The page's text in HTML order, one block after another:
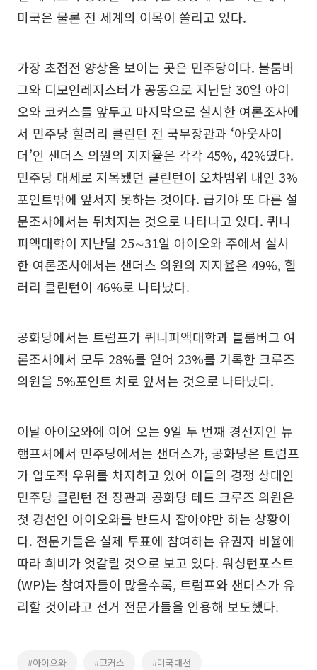
미국은 물론 전 세계의 이목이 쏠리고 있다.
가장 초접전 양상을 보이는 곳은 민주당이다. 블룸버
그와 디모인레지스터가 공동으로 지난달 30일 아이
오와 코커스를 앞두고 마지막으로 실시한 여론조사에
서 민주당 힐러리 클린턴 전 국무장관과 ‘아웃사이
더’인 샌더스 의원의 지지율은 각각 45%, 42%였다.
민주당 대세로 지목됐던 클린턴이 오차범위 내인 3%
포인트밖에 앞서지 못하는 것이다. 급기야 또 다른 설
문조사에서는 뒤처지는 것으로 나타나고 있다. 퀴니
피액대학이 지난달 25∼31일 아이오와 주에서 실시
한 여론조사에서는 샌더스 의원의 지지율은 49%, 힐
러리 클린턴이 46%로 나타났다.
공화당에서는 트럼프가 퀴니피액대학과 블룸버그 여
론조사에서 모두 28%를 얻어 23%를 기록한 크루즈
의원을 5%포인트 차로 앞서는 것으로 나타났다.
이날 아이오와에 이어 오는 9일 두 번째 경선지인 뉴
햄프셔에서 민주당에서는 샌더스가, 공화당은 트럼프
가 압도적 우위를 차지하고 있어 이들의 경쟁 상대인
민주당 클린턴 전 장관과 공화당 테드 크루즈 의원은
첫 경선인 아이오와를 반드시 잡아야만 하는 상황이
다. 전문가들은 실제 투표에 참여하는 유권자 비율에
따라 희비가 엇갈릴 것으로 보고 있다. 워싱턴포스트
(WP)는 참여자들이 많을수록, 트럼프와 샌더스가 유
리할 것이라고 선거 전문가들을 인용해 보도했다.
#아이오와 #코커스 #미국대선